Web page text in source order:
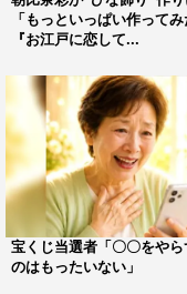
スマートフォン用ア
出演者：朝比奈彩、
この記事の写真
「もっといっぱい作ってみ
『お江戸に恋して...
宝くじ当選者「〇〇をやら
のはもったいない」